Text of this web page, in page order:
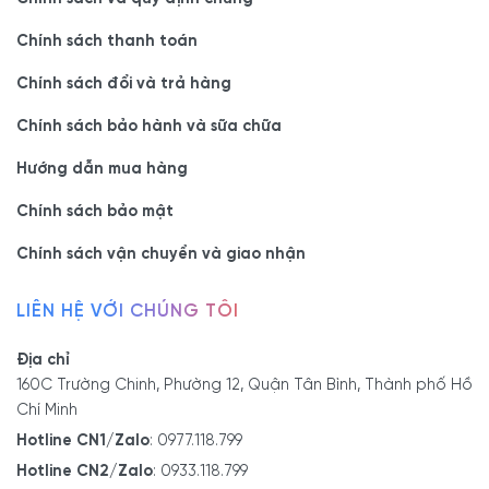
Kiểu dáng tiện lợi, mang đến sự
gọn gàng, thanh lịch
Thiết kế cánh tủ lớn, được phân chia thành nhiều ngăn khác nhau
là một hộc tủ chia làm 3 ngăn hở và ngăn kéo có khóa ở giữa tiện
lợi. 2 cánh tủ rộng rãi là nơi để thiết bị phụ kiện đi kèm như đầu
đẹp nhà như bình bông, khung hình, cốc trang trí… rất gọn gàng,
tiện lợi và thanh lịch.
Giá trị vượt trội mang đến
Chính sách thanh toán
Chính sách đổi và trả hàng
Chính sách bảo hành và sữa chữa
Hướng dẫn mua hàng
Chính sách bảo mật
Chính sách vận chuyển và giao nhận
LIÊN HỆ VỚI CHÚNG TÔI
Địa chỉ
160C Trường Chinh, Phường 12, Quận Tân Bình, Thành phố Hồ
Chí Minh
Hotline CN1/Zalo: 0977.118.799
Hotline CN2/Zalo: 0933.118.799